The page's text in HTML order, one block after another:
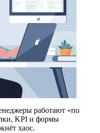
работают «по
KPI и формы
хаос.